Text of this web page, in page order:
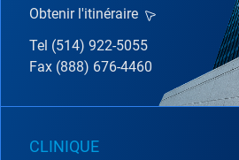
Obtenir l'itinéraire
Tel (514) 922-5055
Fax (888) 676-4460
CLINIQUE